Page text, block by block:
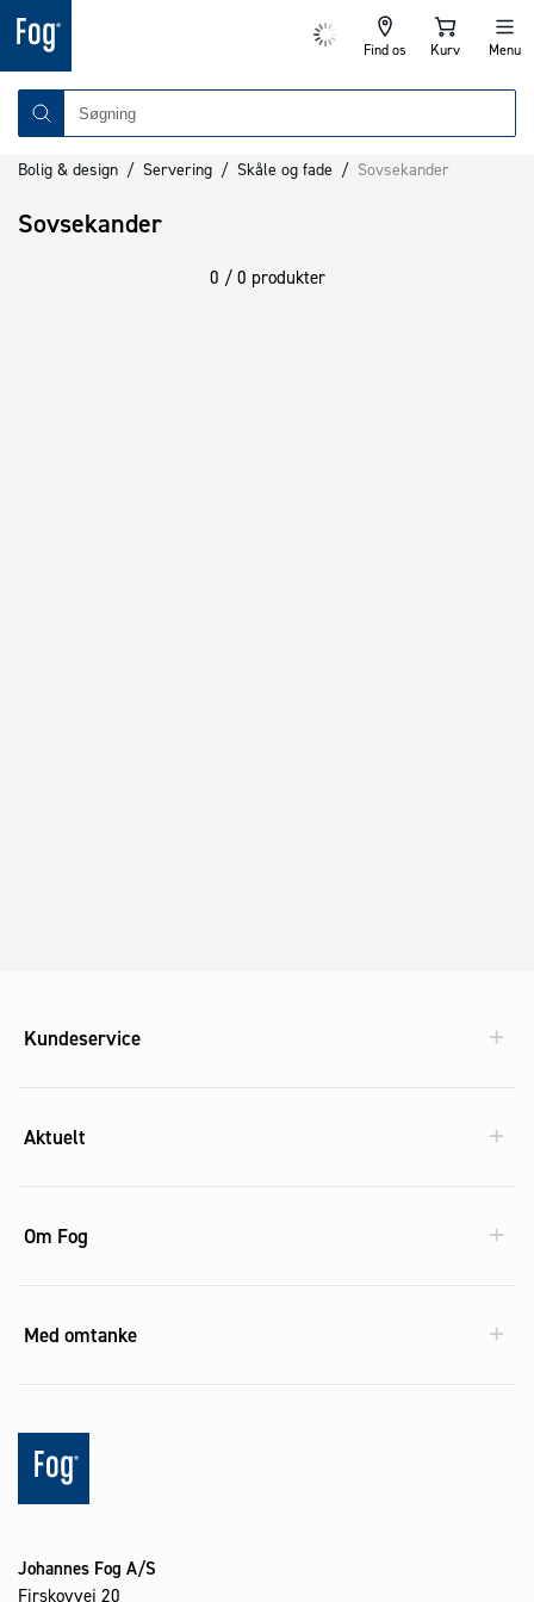
Find os Kurv Menu
Bolig & design / Servering / Skåle og fade / Sovsekander
Sovsekander
0 / 0 produkter
Kundeservice
Aktuelt
Om Fog
Med omtanke
Johannes Fog A/S
Firskovvej 20